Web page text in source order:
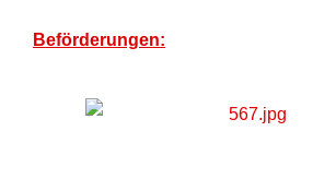
Beförderungen: